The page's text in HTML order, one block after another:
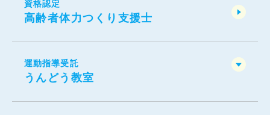
資格認定
高齢者体力つくり支援士
運動指導受託
うんどう教室